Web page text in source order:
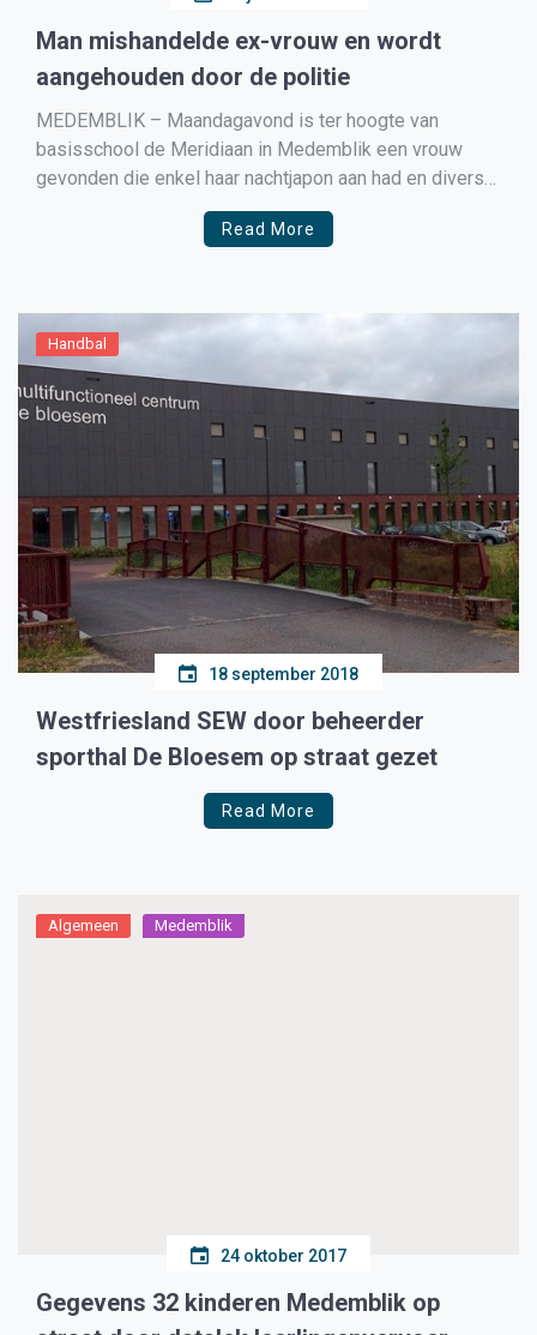
Man mishandelde ex-vrouw en wordt
aangehouden door de politie
MEDEMBLIK – Maandagavond is ter hoogte van
basisschool de Meridiaan in Medemblik een vrouw
gevonden die enkel haar nachtjapon aan had en diverse
blauwe plekken had en blauwe ogen. Een toevallig
passerende vrouw heeft haar geholpen door haar jas
Read More
Handbal
18 september 2018
Westfriesland SEW door beheerder
sporthal De Bloesem op straat gezet
Read More
Algemeen Medemblik
24 oktober 2017
Gegevens 32 kinderen Medemblik op